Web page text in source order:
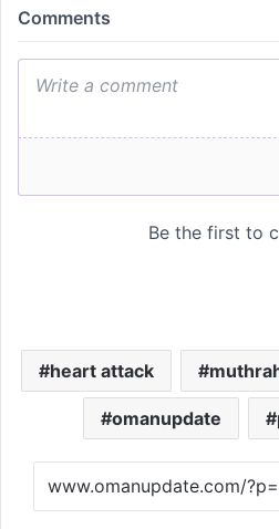
heart attack
omanupdate